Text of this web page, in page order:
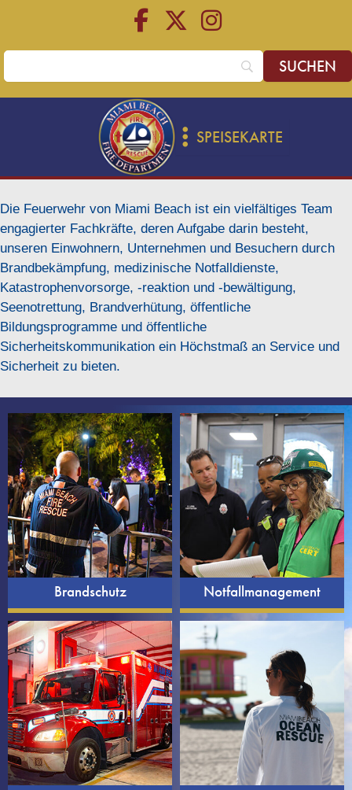
SPEISEKARTE
Die Feuerwehr von Miami Beach ist ein vielfältiges Team
engagierter Fachkräfte, deren Aufgabe darin besteht,
unseren Einwohnern, Unternehmen und Besuchern durch
Brandbekämpfung, medizinische Notfalldienste,
Katastrophenvorsorge, -reaktion und -bewältigung,
Seenotrettung, Brandverhütung, öffentliche
Bildungsprogramme und öffentliche
Sicherheitskommunikation ein Höchstmaß an Service und
Sicherheit zu bieten.
Brandschutz Notfallmanagement